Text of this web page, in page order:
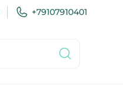
+79107910401